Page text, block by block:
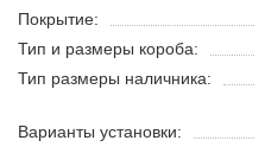
Покрытие:
Тип и размеры короба:
Тип размеры наличника:
Варианты установки: